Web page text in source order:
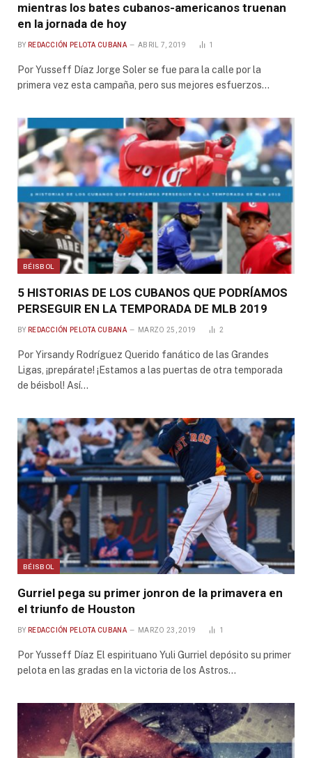
mientras los bates cubanos-americanos truenan
en la jornada de hoy
BY REDACCIÓN PELOTA CUBANA ABRIL 7, 2019 1
Por Yusseff Díaz Jorge Soler se fue para la calle por la
primera vez esta campaña, pero sus mejores esfuerzos…
BÉISBOL
5 HISTORIAS DE LOS CUBANOS QUE PODRÍAMOS
PERSEGUIR EN LA TEMPORADA DE MLB 2019
BY REDACCIÓN PELOTA CUBANA MARZO 25, 2019 2
Por Yirsandy Rodríguez Querido fanático de las Grandes
Ligas, ¡prepárate! ¡Estamos a las puertas de otra temporada
de béisbol! Así…
BÉISBOL
Gurriel pega su primer jonron de la primavera en
el triunfo de Houston
BY REDACCIÓN PELOTA CUBANA MARZO 23, 2019 1
Por Yusseff Díaz El espirituano Yuli Gurriel depósito su primer
pelota en las gradas en la victoria de los Astros…